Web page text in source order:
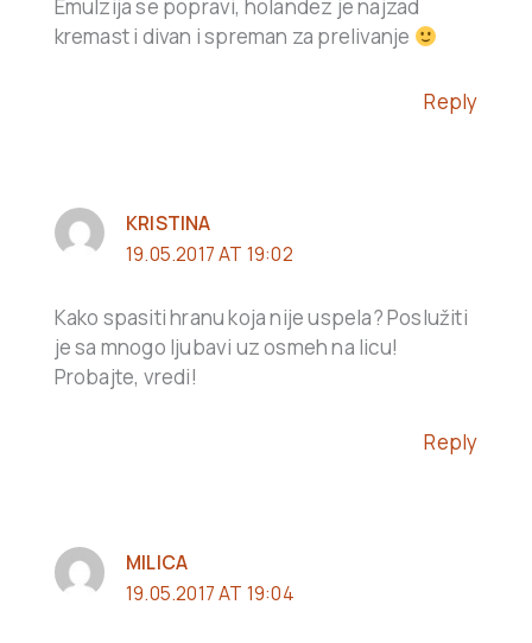
Emulzija se popravi, holandez je najzad
kremast i divan i spreman za prelivanje
Reply
KRISTINA
19.05.2017 AT 19:02
Kako spasiti hranu koja nije uspela? Poslužiti
je sa mnogo ljubavi uz osmeh na licu!
Probajte, vredi!
Reply
MILICA
19.05.2017 AT 19:04